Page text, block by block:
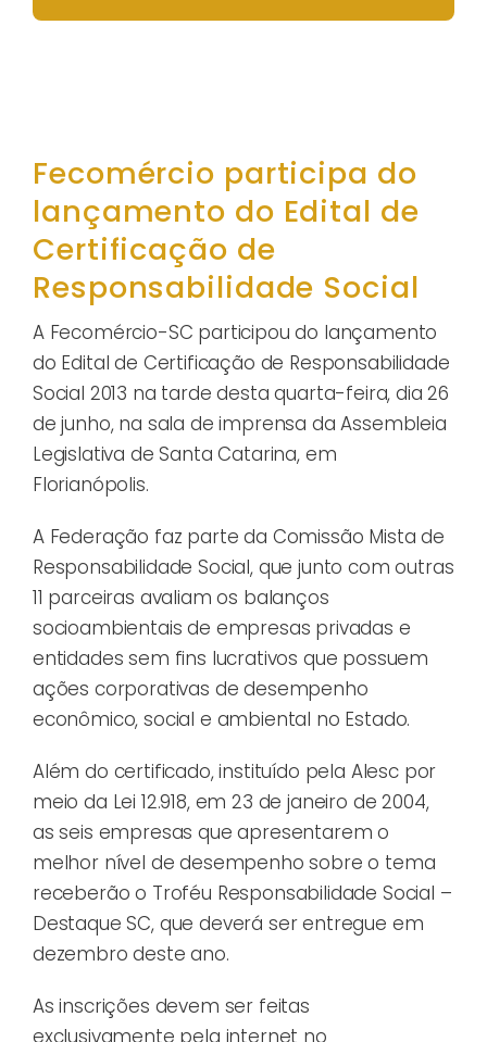
Fecomércio participa do
lançamento do Edital de
Certificação de
Responsabilidade Social
A Fecomércio-SC participou do lançamento
do Edital de Certificação de Responsabilidade
Social 2013 na tarde desta quarta-feira, dia 26
de junho, na sala de imprensa da Assembleia
Legislativa de Santa Catarina, em
Florianópolis.
A Federação faz parte da Comissão Mista de
Responsabilidade Social, que junto com outras
11 parceiras avaliam os balanços
socioambientais de empresas privadas e
entidades sem fins lucrativos que possuem
ações corporativas de desempenho
econômico, social e ambiental no Estado.
Além do certificado, instituído pela Alesc por
meio da Lei 12.918, em 23 de janeiro de 2004,
as seis empresas que apresentarem o
melhor nível de desempenho sobre o tema
receberão o Troféu Responsabilidade Social –
Destaque SC, que deverá ser entregue em
dezembro deste ano.
As inscrições devem ser feitas
exclusivamente pela internet no